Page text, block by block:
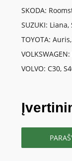
SKODA:
SUZUKI: Liana,
TOYOTA:
VOLVO: C30,